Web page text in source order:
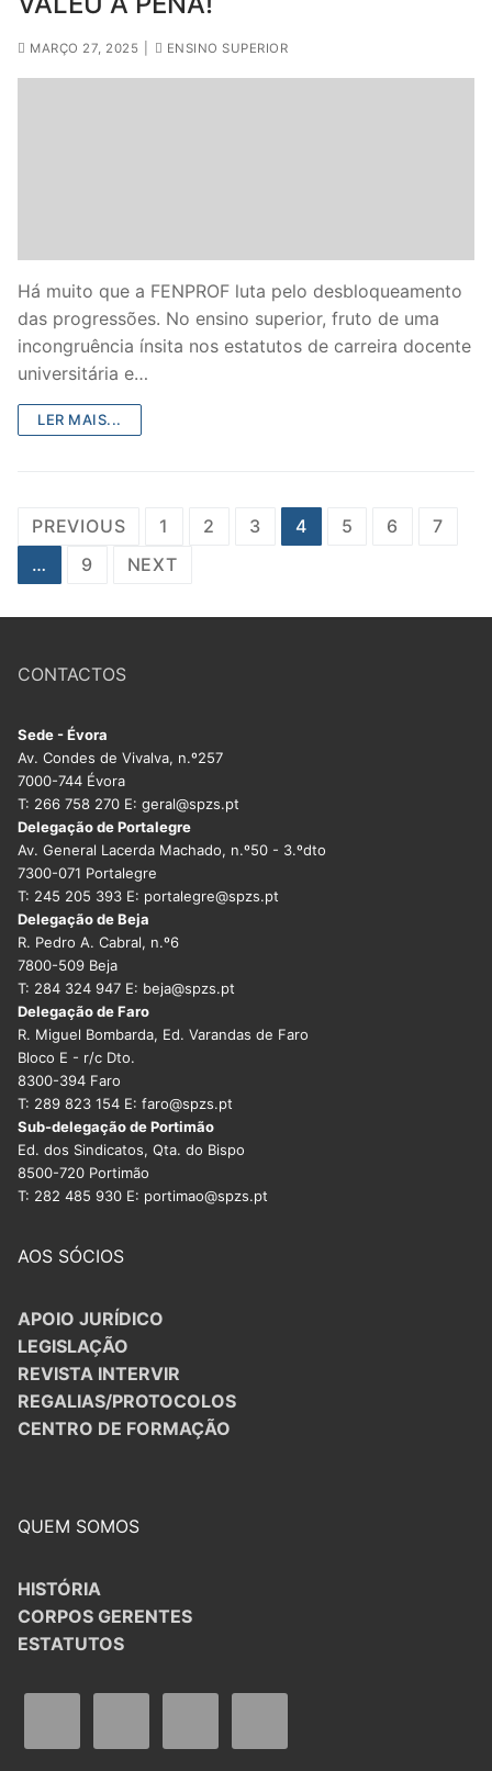
MARÇO 27, 2025 ENSINO SUPERIOR
Há muito que a FENPROF luta pelo desbloqueamento
das progressões. No ensino superior, fruto de uma
incongruência ínsita nos estatutos de carreira docente
universitária e…
LER MAIS...
Paginação
dos
conteúdos
PREVIOUS 1 2 3 4 5 6
7
…
9 NEXT
CONTACTOS
Sede - Évora
Av. Condes de Vivalva, n.º257
7000-744 Évora
T: 266 758 270 E: geral@spzs.pt
Delegação de Portalegre
Av. General Lacerda Machado, n.º50 - 3.ºdto
7300-071 Portalegre
T: 245 205 393 E: portalegre@spzs.pt
Delegação de Beja
R. Pedro A. Cabral, n.º6
7800-509 Beja
T: 284 324 947 E: beja@spzs.pt
Delegação de Faro
R. Miguel Bombarda, Ed. Varandas de Faro
Bloco E - r/c Dto.
8300-394 Faro
T: 289 823 154 E: faro@spzs.pt
Sub-delegação de Portimão
Ed. dos Sindicatos, Qta. do Bispo
8500-720 Portimão
T: 282 485 930 E: portimao@spzs.pt
AOS SÓCIOS
APOIO JURÍDICO
LEGISLAÇÃO
REVISTA INTERVIR
REGALIAS/PROTOCOLOS
CENTRO DE FORMAÇÃO
QUEM SOMOS
HISTÓRIA
CORPOS GERENTES
ESTATUTOS